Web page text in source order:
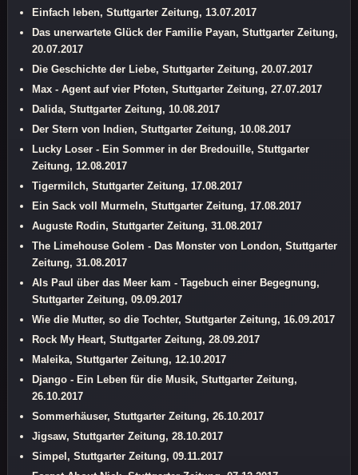
Einfach leben, Stuttgarter Zeitung, 13.07.2017
Das unerwartete Glück der Familie Payan, Stuttgarter Zeitung,
20.07.2017
Die Geschichte der Liebe, Stuttgarter Zeitung, 20.07.2017
Max - Agent auf vier Pfoten, Stuttgarter Zeitung, 27.07.2017
Dalida, Stuttgarter Zeitung, 10.08.2017
Der Stern von Indien, Stuttgarter Zeitung, 10.08.2017
Lucky Loser - Ein Sommer in der Bredouille, Stuttgarter
Zeitung, 12.08.2017
Tigermilch, Stuttgarter Zeitung, 17.08.2017
Ein Sack voll Murmeln, Stuttgarter Zeitung, 17.08.2017
Auguste Rodin, Stuttgarter Zeitung, 31.08.2017
The Limehouse Golem - Das Monster von London, Stuttgarter
Zeitung, 31.08.2017
Als Paul über das Meer kam - Tagebuch einer Begegnung,
Stuttgarter Zeitung, 09.09.2017
Wie die Mutter, so die Tochter, Stuttgarter Zeitung, 16.09.2017
Rock My Heart, Stuttgarter Zeitung, 28.09.2017
Maleika, Stuttgarter Zeitung, 12.10.2017
Django - Ein Leben für die Musik, Stuttgarter Zeitung,
26.10.2017
Sommerhäuser, Stuttgarter Zeitung, 26.10.2017
Jigsaw, Stuttgarter Zeitung, 28.10.2017
Simpel, Stuttgarter Zeitung, 09.11.2017